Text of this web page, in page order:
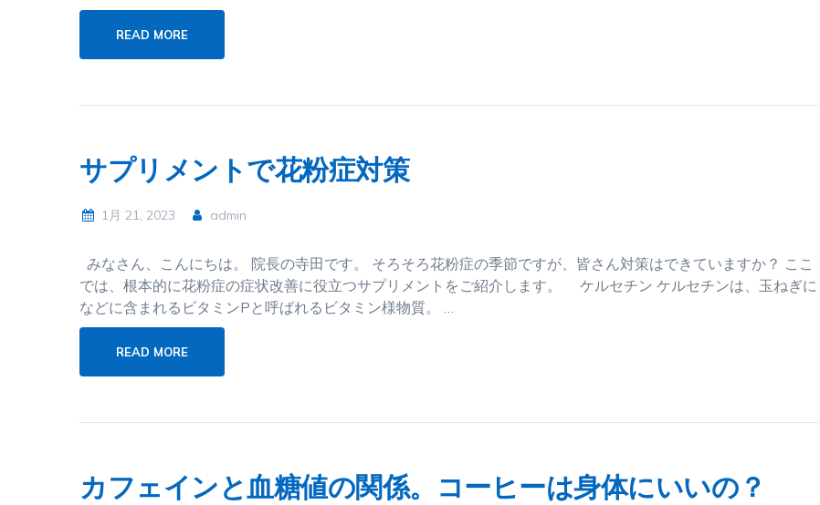
READ MORE
サプリメントで花粉症対策
1月 21, 2023 admin
みなさん、こんにちは。 院長の寺田です。 そろそろ花粉症の季節ですが、皆さん対策はできていますか？ ここ
では、根本的に花粉症の症状改善に役立つサプリメントをご紹介します。 ケルセチン ケルセチンは、玉ねぎに
などに含まれるビタミンPと呼ばれるビタミン様物質。 …
READ MORE
カフェインと血糖値の関係。コーヒーは身体にいいの？